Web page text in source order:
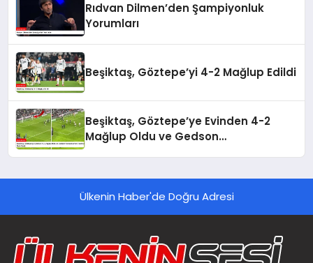
Rıdvan Dilmen’den Şampiyonluk
Yorumları
Beşiktaş, Göztepe’yi 4-2 Mağlup Edildi
Beşiktaş, Göztepe’ye Evinden 4-2
Mağlup Oldu ve Gedson
Ülkenin Haber'de Doğru Adresi